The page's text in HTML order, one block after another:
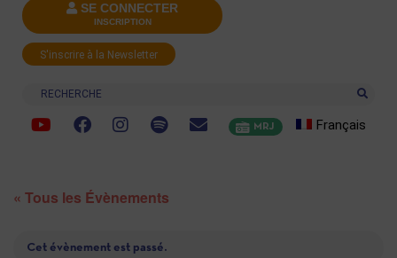
SE CONNECTER
INSCRIPTION
S'inscrire à la Newsletter
Recherche
MRJ Français
« Tous les Évènements
Cet évènement est passé.